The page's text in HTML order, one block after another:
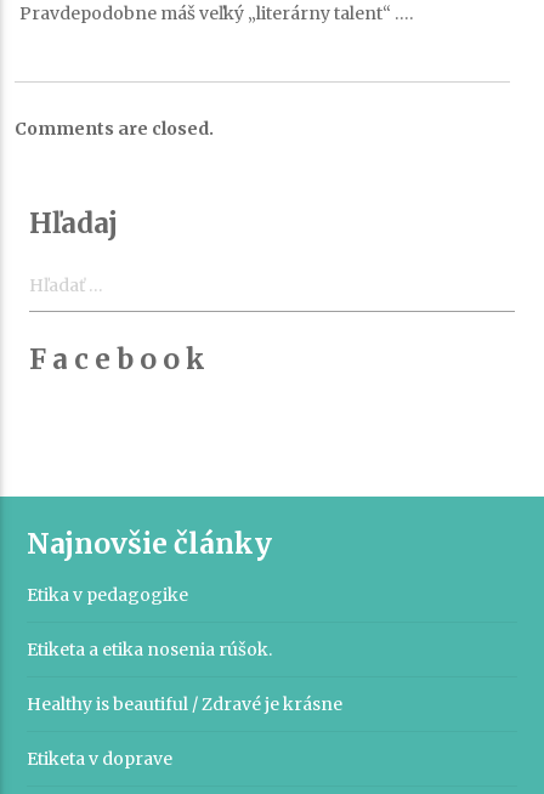
Pravdepodobne máš veľký „literárny talent“ ….
Comments are closed.
Hľadaj
F a c e b o o k
Najnovšie články
Etika v pedagogike
Etiketa a etika nosenia rúšok.
Healthy is beautiful / Zdravé je krásne
Etiketa v doprave